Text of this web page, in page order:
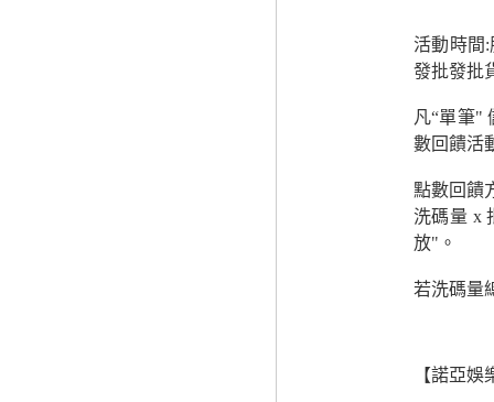
活動時間
發批發批
凡“單筆"
數回饋活
點數回饋
洗碼量 x
放"。
若洗碼量
【諾亞